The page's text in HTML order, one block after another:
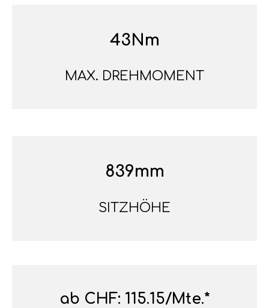
43Nm
MAX. DREHMOMENT
839mm
SITZHÖHE
ab CHF: 115.15/Mte.*